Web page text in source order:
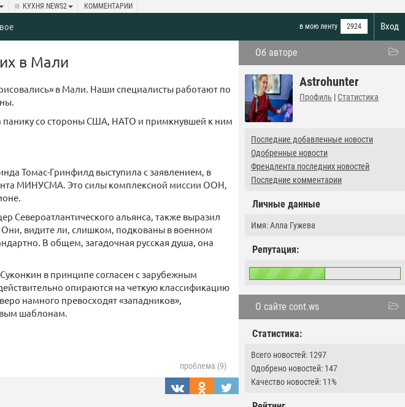
КУХНЯ NEWS2 КОММЕНТАРИИ
Вход
в мою ленту 2924
Об авторе
Astrohunter
Профиль | Статистика
Последние добавленные новости
Одобренные новости
Френдлента последних новостей
Последние комментарии
Личные данные
Имя: Алла Гужева
Репутация:
О сайте cont.ws
Статистика:
Всего новостей: 1297
Одобрено новостей: 147
Качество новостей: 11%
в Мали
в Мали. Наши специалисты работают по
панику со стороны США, НАТО и примкнувшей к ним
Томас-Гринфилд выступила с заявлением, в
МИНУСМА. Это силы комплексной миссии ООН,
альянса, также выразил
Они, видите ли, слишком, подкованы в военном
В общем, загадочная русская душа, она
в принципе согласен с зарубежным
опираются на четкую классификацию
намного превосходят «западников»,
шаблонам.
проблема (9)